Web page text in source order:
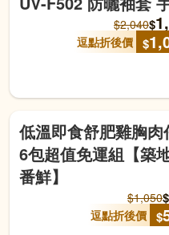
袖套 涼感袖套 外送
$2,040$
逗點折後價 $
低溫即食舒肥雞胸肉
6包超值免運組【築
番鮮】
$1,050$
逗點折後價 $